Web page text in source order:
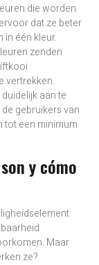
die worden
dat ze beter
in één kleur.
zenden
vertrekken.
aan te
gebruikers van
tot een minimum
y cómo
Maar
ze?